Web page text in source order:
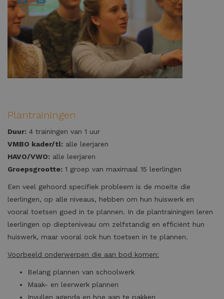
Plantrainingen
Duur: 4 trainingen van 1 uur
VMBO kader/tl: alle leerjaren
HAVO/VWO: alle leerjaren
Groepsgrootte: 1 groep van maximaal 15 leerlingen
Een veel gehoord specifiek probleem is de moeite die
leerlingen, op alle niveaus, hebben om hun huiswerk en
vooral toetsen goed in te plannen. In de plantrainingen leren
leerlingen op diepteniveau om zelfstandig en efficiënt hun
huiswerk, maar vooral ook hun toetsen in te plannen.
Voorbeeld onderwerpen die aan bod komen:
Belang plannen van schoolwerk
Maak- en leerwerk plannen
Invullen agenda en hoe aan te pakken